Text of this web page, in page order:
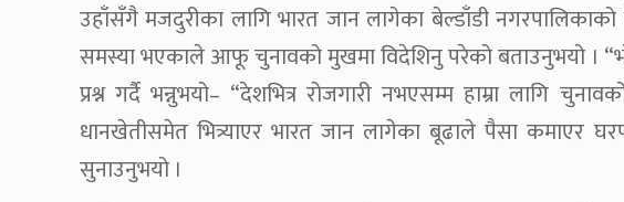
उहाँसँगै मजदुरीका लागि भारत जान लागेका बेल्डाँडी
समस्या भएकाले आफू चुनावको मुखमा विदेशिनु परेको बताउनुभयो ।
प्रश्न गर्दै भन्नुभयो– “देशभित्र रोजगारी नभएसम्म हाम्रा लागि
धानखेतीसमेत भित्र्याएर भारत जान लागेका बूढाले पैसा कमाएर
सुनाउनुभयो ।